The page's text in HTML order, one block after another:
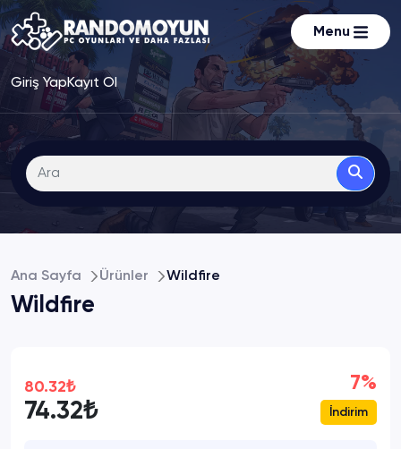
Menu
Giriş YapKayıt Ol
Ana Sayfa Ürünler Wildfire
Wildfire
80.32₺
74.32₺
7%
İndirim